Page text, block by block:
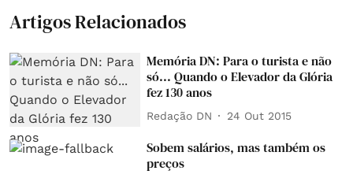
Artigos Relacionados
Memória DN: Para o turista e não
só... Quando o Elevador da Glória
fez 130 anos
Redação DN 24 Out 2015
Sobem salários, mas também os
preços